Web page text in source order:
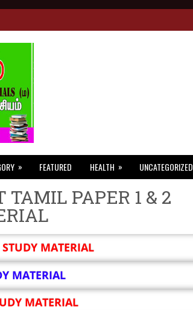
» FEATURED HEALTH » UNCATEGORIZED
TAMIL PAPER 1 & 2
MATERIAL
MATERIAL
MATERIAL